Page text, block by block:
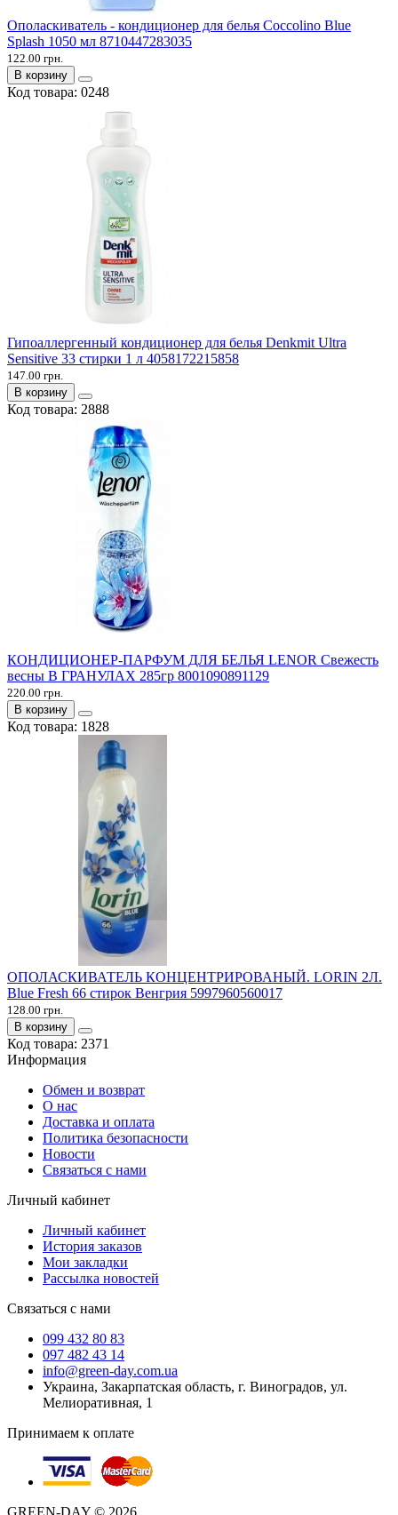
Ополаскиватель - кондиционер для белья Coccolino Blue
Splash 1050 мл 8710447283035
122.00 грн.
В корзину
Код товара: 0248
Гипоаллергенный кондиционер для белья Denkmit Ultra
Sensitive 33 стирки 1 л 4058172215858
147.00 грн.
В корзину
Код товара: 2888
КОНДИЦИОНЕР-ПАРФУМ ДЛЯ БЕЛЬЯ LENOR Свежесть
весны В ГРАНУЛАХ 285гр 8001090891129
220.00 грн.
В корзину
Код товара: 1828
ОПОЛАСКИВАТЕЛЬ КОНЦЕНТРИРОВАНЫЙ. LORIN 2Л.
Blue Fresh 66 стирок Венгрия 5997960560017
128.00 грн.
В корзину
Код товара: 2371
Информация
Обмен и возврат
О нас
Доставка и оплата
Политика безопасности
Новости
Связаться с нами
Личный кабинет
Личный кабинет
История заказов
Мои закладки
Рассылка новостей
Связаться с нами
099 432 80 83
097 482 43 14
info@green-day.com.ua
Украина, Закарпатская область, г. Виноградов, ул.
Мелиоративная, 1
Принимаем к оплате